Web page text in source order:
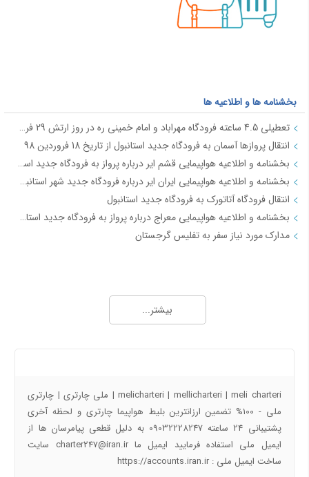
بخشنامه ها و اطلاعیه ها
تعطیلی 4.5 ساعته فرودگاه مهراباد و امام خمینی ره در روز ارتش 29 فروردین
انتقال پروازها آسمان به فرودگاه جدید استانبول از تاریخ 18 فروردین 98
بخشنامه و اطلاعیه هواپیمایی قشم ایر درباره پرواز به فرودگاه جدید استانبول از تاریخ 18فروردین 98
بخشنامه و اطلاعیه هواپیمایی ایران ایر درباره فرودگاه جدید شهر استانبول IR2712
انتقال فرودگاه آتاتورک به فرودگاه جدید استانبول
بخشنامه و اطلاعیه هواپیمایی معراج درباره پرواز به فرودگاه جدید استانبول از تاریخ 18فروردین 98 JI4740-4
مدارک مورد نیاز سفر به تفلیس گرجستان
آفــر چارتری تور هوایی مشهد از تهران
راهنمای سفر به شهرهای ایران و جهان با تیک بال
پروازهای دقیقه 90
آفر شگفت انگیز کیش به تهران دوشنبه 17 دی 97
بیشتر...
melicharteri | mellicharteri | meli charteri | ملی چارتری | چارتری
ملی - 100% تضمین ارزانترین بلیط هواپیما چارتری و لحظه آخری
پشتیبانی 24 ساعته 09032228247 به دلیل قطعی پیامرسان ها از
ایمیل ملی استفاده فرمایید ایمیل ما charter247@iran.ir سایت
ساخت ایمیل ملی : https://accounts.iran.ir